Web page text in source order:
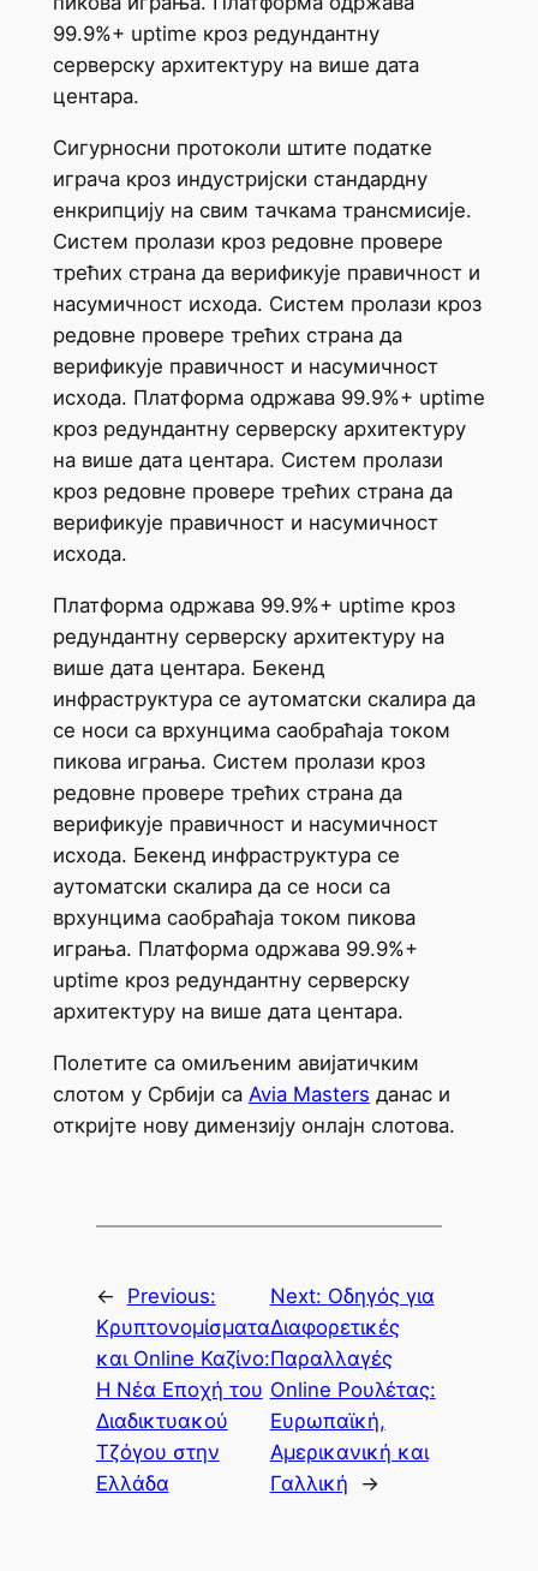
99.9%+ uptime кроз редундантну
серверску архитектуру на више дата
центара.
Сигурносни протоколи штите податке
играча кроз индустријски стандардну
енкрипцију на свим тачкама трансмисије.
Систем пролази кроз редовне провере
трећих страна да верификује правичност и
насумичност исхода. Систем пролази кроз
редовне провере трећих страна да
верификује правичност и насумичност
исхода. Платформа одржава 99.9%+ uptime
кроз редундантну серверску архитектуру
на више дата центара. Систем пролази
кроз редовне провере трећих страна да
верификује правичност и насумичност
исхода.
Платформа одржава 99.9%+ uptime кроз
редундантну серверску архитектуру на
више дата центара. Бекенд
инфраструктура се аутоматски скалира да
се носи са врхунцима саобраћаја током
пикова играња. Систем пролази кроз
редовне провере трећих страна да
верификује правичност и насумичност
исхода. Бекенд инфраструктура се
аутоматски скалира да се носи са
врхунцима саобраћаја током пикова
играња. Платформа одржава 99.9%+
uptime кроз редундантну серверску
архитектуру на више дата центара.
Полетите са омиљеним авијатичким
слотом у Србији са Avia Masters данас и
откријте нову димензију онлајн слотова.
←
Previous:
Κρυπτονομίσματα
και Online Καζίνο:
Η Νέα Εποχή του
Διαδικτυακού
Τζόγου στην
Ελλάδα
Next: Οδηγός για
Διαφορετικές
Παραλλαγές
Online Ρουλέτας:
Ευρωπαϊκή,
Αμερικανική και
Γαλλική
→